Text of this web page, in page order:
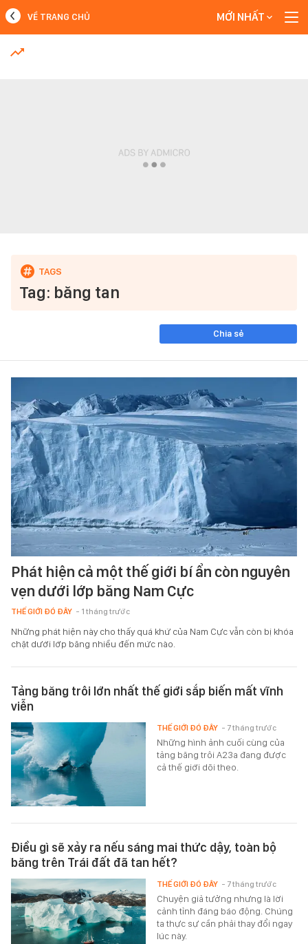
MỚI NHẤT
VỀ TRANG CHỦ MỚI NHẤT
Tag: băng tan
Chia sẻ
Phát hiện cả một thế giới bí ẩn còn nguyên
vẹn dưới lớp băng Nam Cực
THẾ GIỚI ĐÓ ĐÂY - 1 tháng trước
Những phát hiện này cho thấy quá khứ của Nam Cực vẫn còn bị khóa
chặt dưới lớp băng nhiều đến mức nào.
Tảng băng trôi lớn nhất thế giới sắp biến mất vĩnh
viễn
Những hình ảnh cuối cùng của
tảng băng trôi A23a đang được
cả thế giới dõi theo.
THẾ GIỚI ĐÓ ĐÂY - 7 tháng trước
Điều gì sẽ xảy ra nếu sáng mai thức dậy, toàn bộ
băng trên Trái đất đã tan hết?
Chuyện giả tưởng nhưng là lời
cảnh tỉnh đáng báo động. Chúng
ta thực sự cần phải thay đổi ngay
lúc này.
THẾ GIỚI ĐÓ ĐÂY - 7 tháng trước